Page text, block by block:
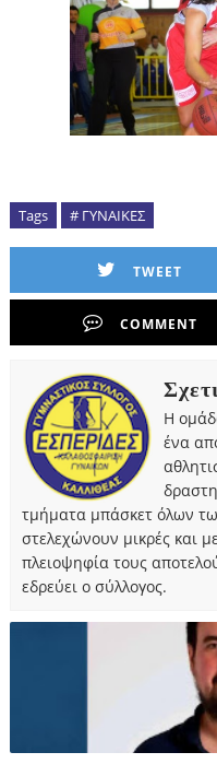
Tags # ΓΥΝΑΙΚΕΣ
TWEET
COMMENT
Η
ένα
τμήματα μπάσκετ όλων
στελεχώνουν μικρές και
πλειοψηφία τους
εδρεύει ο σύλλογος.